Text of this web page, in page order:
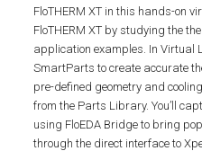
FloTHERM XT in this hands-on
FloTHERM XT by studying the
application examples. In Virtual
SmartParts to create accurate
pre-defined geometry and
from the Parts Library. You’ll
using FloEDA Bridge to bring
through the direct interface to